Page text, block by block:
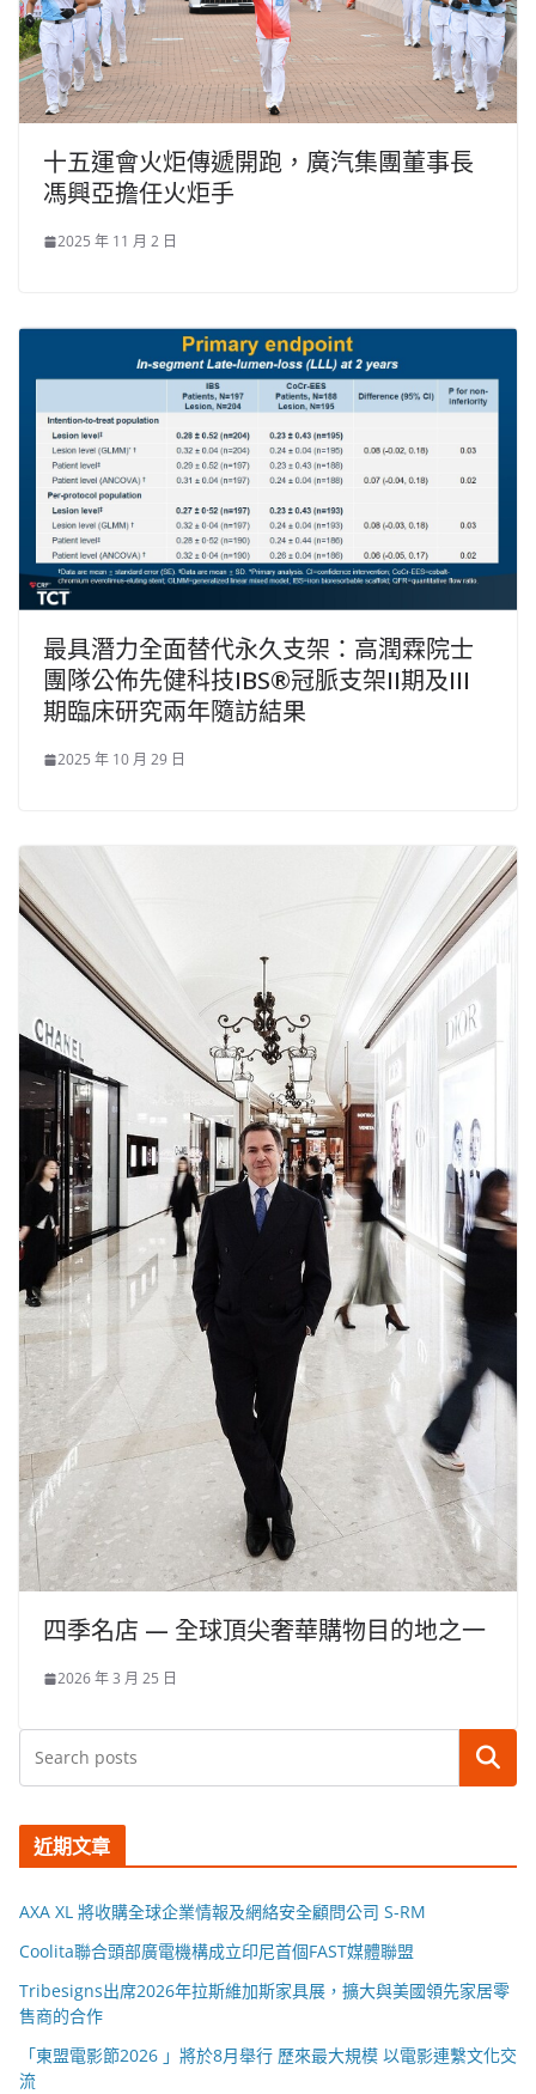
十五運會火炬傳遞開跑，廣汽集團董事長
馮興亞擔任火炬手
2025 年 11 月 2 日
最具潛力全面替代永久支架：高潤霖院士
團隊公佈先健科技IBS®冠脈支架II期及III
期臨床研究兩年隨訪結果
2025 年 10 月 29 日
四季名店 — 全球頂尖奢華購物目的地之一
2026 年 3 月 25 日
搜尋
近期文章
AXA XL 將收購全球企業情報及網絡安全顧問公司 S-RM
Coolita聯合頭部廣電機構成立印尼首個FAST媒體聯盟
Tribesigns出席2026年拉斯維加斯家具展，擴大與美國領先家居零
售商的合作
「東盟電影節2026 」將於8月舉行 歷來最大規模 以電影連繫文化交
流